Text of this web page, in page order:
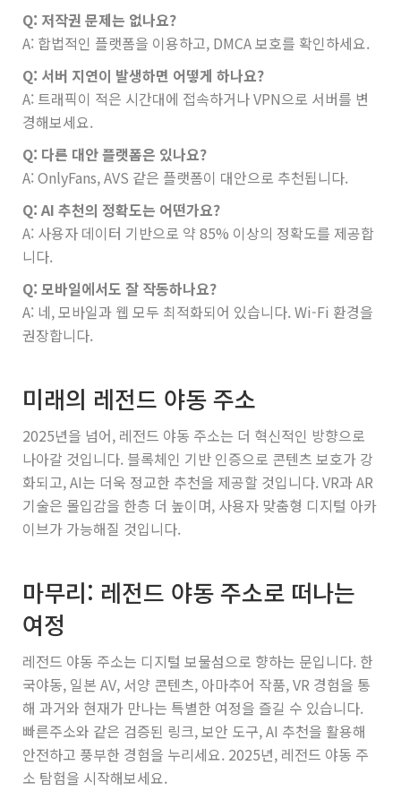
Q: 저작권 문제는 없나요?
A: 합법적인 플랫폼을 이용하고, DMCA 보호를 확인하세요.
Q: 서버 지연이 발생하면 어떻게 하나요?
A: 트래픽이 적은 시간대에 접속하거나 VPN으로 서버를 변
경해보세요.
Q: 다른 대안 플랫폼은 있나요?
A: OnlyFans, AVS 같은 플랫폼이 대안으로 추천됩니다.
Q: AI 추천의 정확도는 어떤가요?
A: 사용자 데이터 기반으로 약 85% 이상의 정확도를 제공합
니다.
Q: 모바일에서도 잘 작동하나요?
A: 네, 모바일과 웹 모두 최적화되어 있습니다. Wi-Fi 환경을
권장합니다.
미래의 레전드 야동 주소
2025년을 넘어, 레전드 야동 주소는 더 혁신적인 방향으로
나아갈 것입니다. 블록체인 기반 인증으로 콘텐츠 보호가 강
화되고, AI는 더욱 정교한 추천을 제공할 것입니다. VR과 AR
기술은 몰입감을 한층 더 높이며, 사용자 맞춤형 디지털 아카
이브가 가능해질 것입니다.
마무리: 레전드 야동 주소로 떠나는
여정
레전드 야동 주소는 디지털 보물섬으로 향하는 문입니다. 한
국야동, 일본 AV, 서양 콘텐츠, 아마추어 작품, VR 경험을 통
해 과거와 현재가 만나는 특별한 여정을 즐길 수 있습니다.
빠른주소와 같은 검증된 링크, 보안 도구, AI 추천을 활용해
안전하고 풍부한 경험을 누리세요. 2025년, 레전드 야동 주
소 탐험을 시작해보세요.